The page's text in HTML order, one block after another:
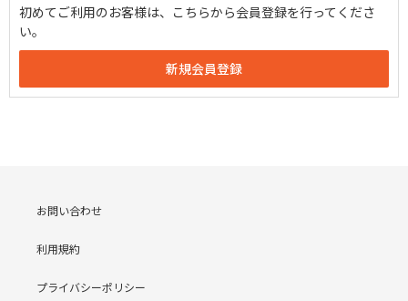
初めてご利用のお客様は、こちらから会員登録を行ってくださ
い。
お問い合わせ
利用規約
プライバシーポリシー